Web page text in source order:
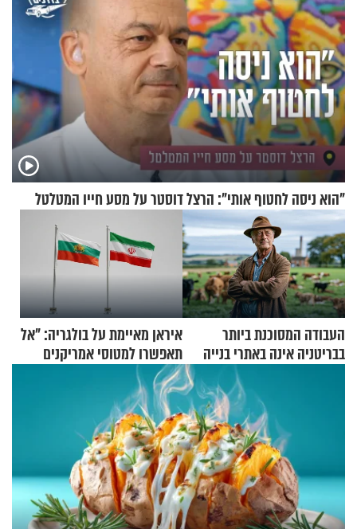
"הוא ניסה לחטוף אותי": הרצל דוסטר על מסע חייו המטלטל
העבודה המסוכנת ביותר
בבריטניה אינה באתרי בנייה
איראן מאיימת על בולגריה: "אל
תאפשרו למטוסי אמריקנים
להמריא מהשטח שלכם"